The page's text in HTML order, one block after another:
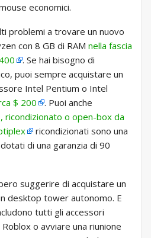
economici.
problemi a trovare un nuovo
con 8 GB di RAM nella fascia
. Se hai bisogno di
puoi sempre acquistare un
Intel Pentium o Intel
$ 200
. Puoi anche
, ricondizionato o open-box da
ricondizionati sono una
di una garanzia di 90
suggerire di acquistare un
desktop tower autonomo. E
tutti gli accessori
o avviare una riunione